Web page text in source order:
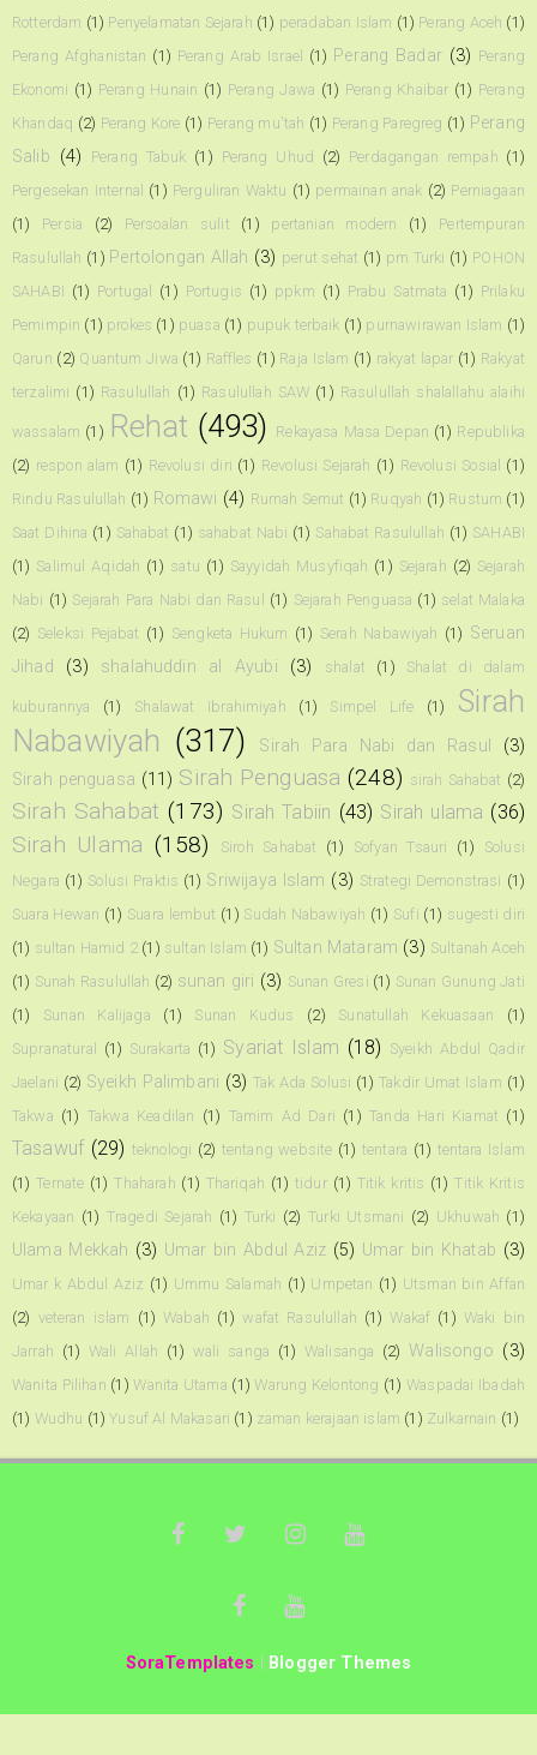
Rotterdam (1) Penyelamatan Sejarah (1) peradaban Islam (1) Perang Aceh (1)
Perang Afghanistan (1) Perang Arab Israel (1) Perang Badar (3) Perang
Ekonomi (1) Perang Hunain (1) Perang Jawa (1) Perang Khaibar (1) Perang
Khandaq (2) Perang Kore (1) Perang mu'tah (1) Perang Paregreg (1) Perang
Salib (4) Perang Tabuk (1) Perang Uhud (2) Perdagangan rempah (1)
Pergesekan Internal (1) Perguliran Waktu (1) permainan anak (2) Perniagaan
(1)
Persia (2) Persoalan sulit (1) pertanian modern (1)
Pertempuran
Rasulullah (1) Pertolongan Allah (3) perut sehat (1) pm Turki (1) POHON
SAHABI (1) Portugal (1) Portugis (1) ppkm (1) Prabu Satmata (1) Prilaku
Pemimpin (1) prokes (1) puasa (1) pupuk terbaik (1) purnawirawan Islam (1)
Qarun (2) Quantum Jiwa (1) Raffles (1) Raja Islam (1) rakyat lapar (1) Rakyat
terzalimi (1) Rasulullah (1) Rasulullah SAW (1) Rasulullah shalallahu alaihi
wassalam (1) Rehat (493) Rekayasa Masa Depan (1) Republika
(2) respon alam (1) Revolusi diri (1) Revolusi Sejarah (1) Revolusi Sosial (1)
Rindu Rasulullah (1) Romawi (4) Rumah Semut (1) Ruqyah (1) Rustum (1)
Saat Dihina (1) Sahabat (1) sahabat Nabi (1) Sahabat Rasulullah (1) SAHABI
(1) Salimul Aqidah (1) satu (1) Sayyidah Musyfiqah (1) Sejarah (2) Sejarah
Nabi (1) Sejarah Para Nabi dan Rasul (1) Sejarah Penguasa (1) selat Malaka
(2) Seleksi Pejabat (1) Sengketa Hukum (1) Serah Nabawiyah (1) Seruan
Jihad
(3) shalahuddin al Ayubi (3) shalat (1) Shalat di dalam
kuburannya (1) Shalawat Ibrahimiyah (1) Simpel Life (1)
Sirah
Nabawiyah (317) Sirah Para Nabi dan Rasul
(3)
Sirah penguasa (11) Sirah Penguasa (248) sirah Sahabat (2)
Sirah Sahabat (173) Sirah Tabiin (43) Sirah ulama (36)
Sirah Ulama (158) Siroh Sahabat (1) Sofyan Tsauri (1)
Solusi
Negara (1) Solusi Praktis (1) Sriwijaya Islam (3) Strategi Demonstrasi (1)
Suara Hewan (1) Suara lembut (1) Sudah Nabawiyah (1) Sufi (1) sugesti diri
(1) sultan Hamid 2 (1) sultan Islam (1) Sultan Mataram (3) Sultanah Aceh
(1) Sunah Rasulullah (2) sunan giri (3) Sunan Gresi (1) Sunan Gunung Jati
(1)
Sunan Kalijaga (1) Sunan Kudus (2) Sunatullah Kekuasaan
(1)
Supranatural
(1) Surakarta (1) Syariat Islam (18) Syeikh Abdul Qadir
Jaelani (2) Syeikh Palimbani (3) Tak Ada Solusi (1) Takdir Umat Islam (1)
Takwa (1) Takwa Keadilan (1) Tamim Ad Dari (1) Tanda Hari Kiamat (1)
Tasawuf (29) teknologi (2) tentang website (1) tentara (1) tentara Islam
(1) Ternate (1) Thaharah (1) Thariqah (1) tidur (1) Titik kritis (1) Titik Kritis
Kekayaan (1) Tragedi Sejarah (1) Turki (2) Turki Utsmani (2) Ukhuwah (1)
Ulama Mekkah (3) Umar bin Abdul Aziz (5) Umar bin Khatab (3)
Umar k Abdul Aziz (1) Ummu Salamah (1) Umpetan (1) Utsman bin Affan
(2) veteran islam (1) Wabah (1) wafat Rasulullah (1) Wakaf (1) Waki bin
Jarrah (1) Wali Allah (1) wali sanga (1) Walisanga (2) Walisongo (3)
Wanita Pilihan (1) Wanita Utama (1) Warung Kelontong (1) Waspadai Ibadah
(1) Wudhu (1) Yusuf Al Makasari (1) zaman kerajaan islam (1) Zulkarnain (1)
SoraTemplates Blogger Themes